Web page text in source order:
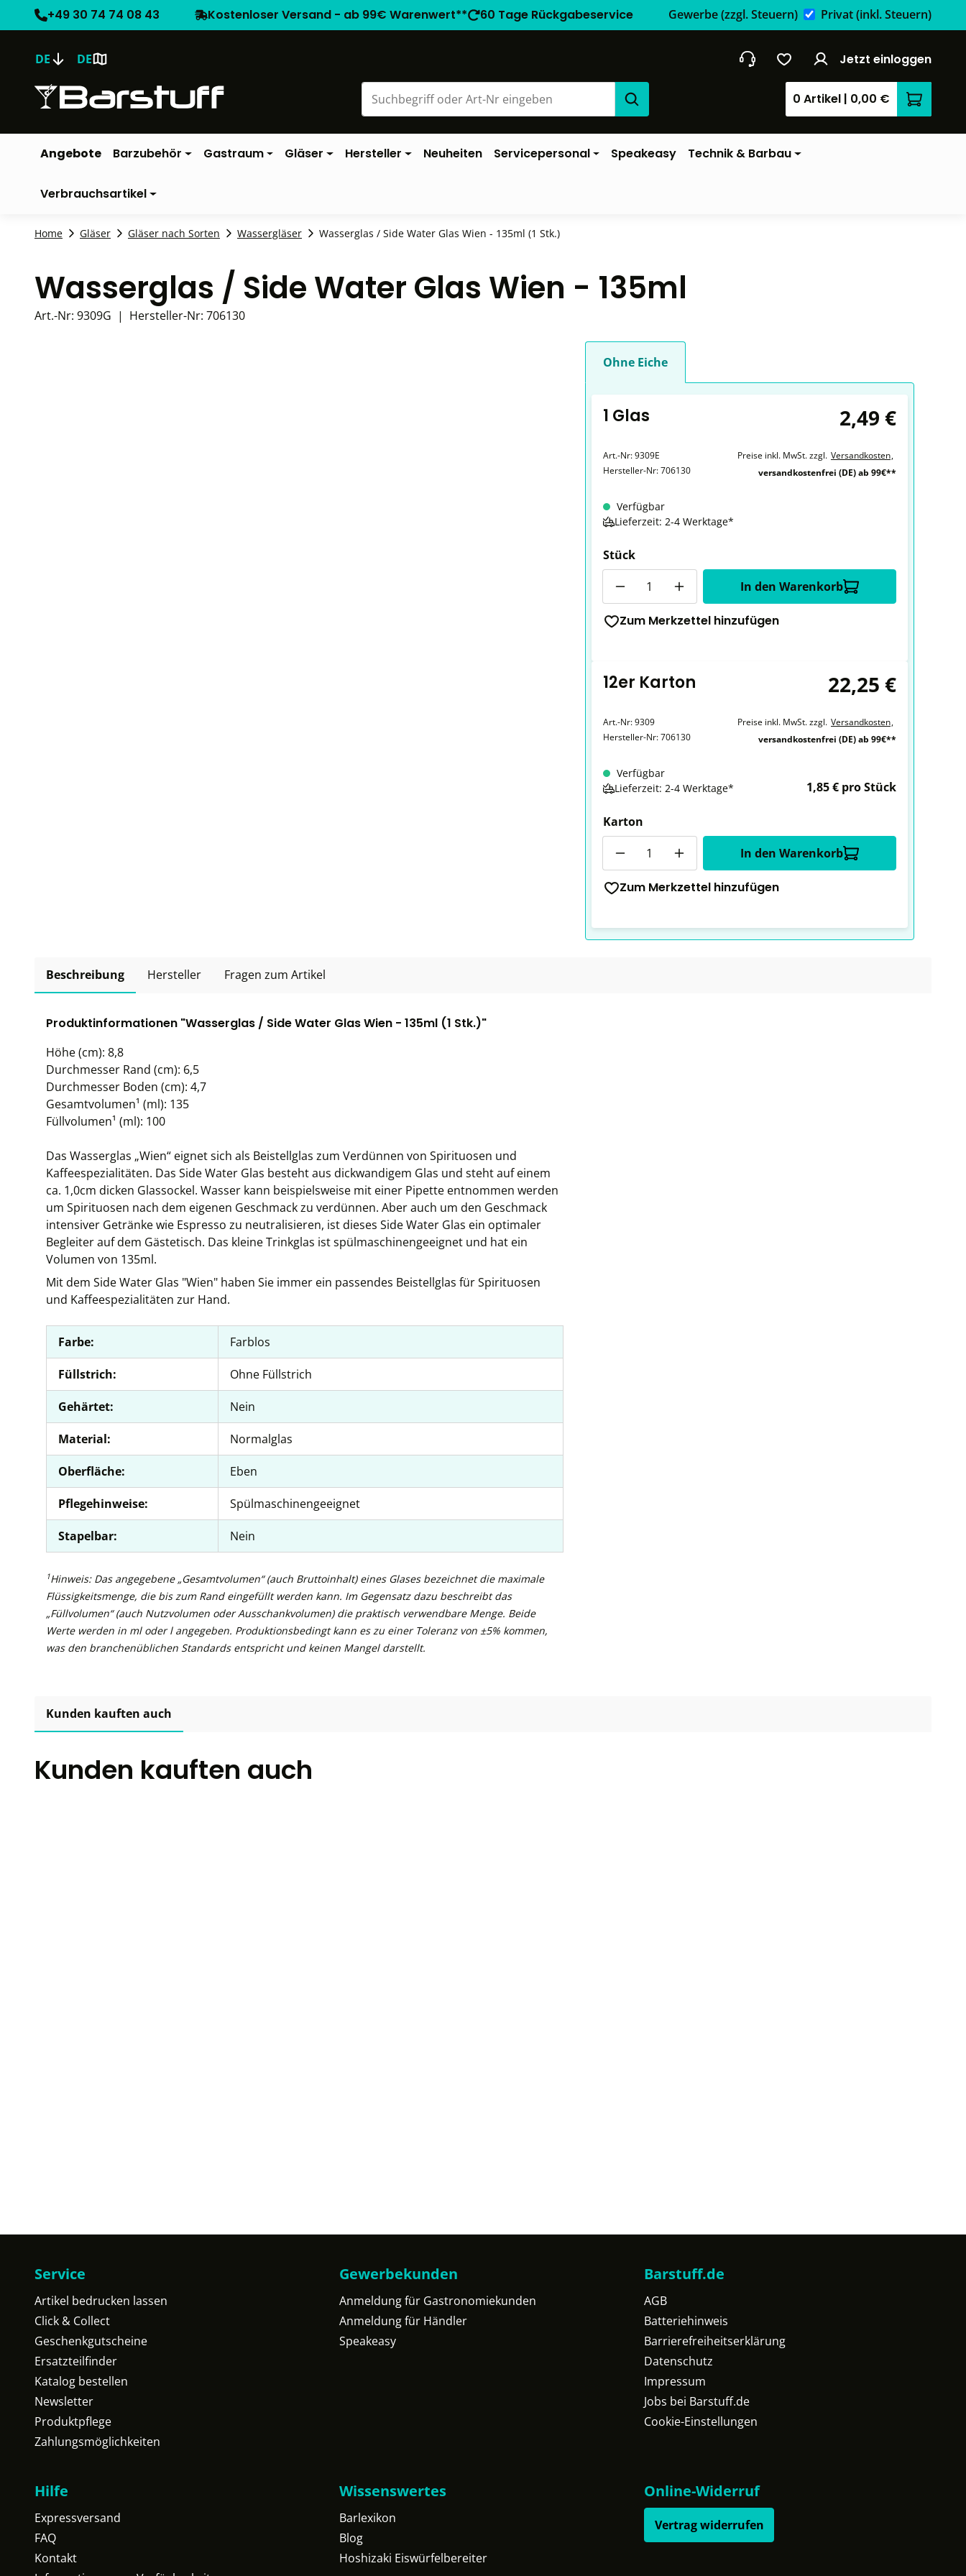
+49 30 74 74 08 43 Kostenloser Versand - ab 99€ Warenwert** 60 Tage Rückgabeservice Gewerbe(zzgl. Steuern) Privat(inkl. Steuern)
DE DE Jetzt einloggen
0 Artikel | 0,00 €
Angebote Barzubehör Gastraum Gläser Hersteller Neuheiten Servicepersonal Speakeasy Technik & Barbau
Verbrauchsartikel
Home Gläser Gläser nach Sorten Wassergläser Wasserglas / Side Water Glas Wien - 135ml (1 Stk.)
Wasserglas / Side Water Glas Wien - 135ml
Art.-Nr: 9309G | Hersteller-Nr: 706130
Ohne Eiche
1 Glas 2,49 €
Art.-Nr:9309E
Hersteller-Nr:706130
Preise inkl. MwSt. zzgl. Versandkosten,
versandkostenfrei (DE) ab 99€**
Verfügbar
Lieferzeit: 2-4 Werktage*
Stück
In den Warenkorb
Zum Merkzettel hinzufügen
12er Karton 22,25 €
Art.-Nr:9309
Hersteller-Nr:706130
Preise inkl. MwSt. zzgl. Versandkosten,
versandkostenfrei (DE) ab 99€**
Verfügbar
Lieferzeit: 2-4 Werktage*
1,85 € pro Stück
Karton
In den Warenkorb
Zum Merkzettel hinzufügen
Beschreibung Hersteller Fragen zum Artikel
Produktinformationen "Wasserglas / Side Water Glas Wien - 135ml (1 Stk.)"
Höhe (cm): 8,8
Durchmesser Rand (cm): 6,5
Durchmesser Boden (cm): 4,7
Gesamtvolumen¹ (ml): 135
Füllvolumen¹ (ml): 100
Das Wasserglas „Wien“ eignet sich als Beistellglas zum Verdünnen von Spirituosen und
Kaffeespezialitäten. Das Side Water Glas besteht aus dickwandigem Glas und steht auf einem
ca. 1,0cm dicken Glassockel. Wasser kann beispielsweise mit einer Pipette entnommen werden
um Spirituosen nach dem eigenen Geschmack zu verdünnen. Aber auch um den Geschmack
intensiver Getränke wie Espresso zu neutralisieren, ist dieses Side Water Glas ein optimaler
Begleiter auf dem Gästetisch. Das kleine Trinkglas ist spülmaschinengeeignet und hat ein
Volumen von 135ml.
Mit dem Side Water Glas "Wien" haben Sie immer ein passendes Beistellglas für Spirituosen
und Kaffeespezialitäten zur Hand.
Farbe: Farblos
Füllstrich: Ohne Füllstrich
Gehärtet: Nein
Material: Normalglas
Oberfläche: Eben
Pflegehinweise: Spülmaschinengeeignet
Stapelbar: Nein
1Hinweis: Das angegebene „Gesamtvolumen“ (auch Bruttoinhalt) eines Glases bezeichnet die maximale
Flüssigkeitsmenge, die bis zum Rand eingefüllt werden kann. Im Gegensatz dazu beschreibt das
„Füllvolumen“ (auch Nutzvolumen oder Ausschankvolumen) die praktisch verwendbare Menge. Beide
Werte werden in ml oder l angegeben. Produktionsbedingt kann es zu einer Toleranz von ±5% kommen,
was den branchenüblichen Standards entspricht und keinen Mangel darstellt.
Kunden kauften auch
Kunden kauften auch
Service
Artikel bedrucken lassen
Click & Collect
Geschenkgutscheine
Ersatzteilfinder
Katalog bestellen
Newsletter
Produktpflege
Zahlungsmöglichkeiten
Gewerbekunden
Anmeldung für Gastronomiekunden
Anmeldung für Händler
Speakeasy
Barstuff.de
AGB
Batteriehinweis
Barrierefreiheitserklärung
Datenschutz
Impressum
Jobs bei Barstuff.de
Cookie-Einstellungen
Hilfe
Expressversand
FAQ
Kontakt
Wissenswertes
Barlexikon
Blog
Hoshizaki Eiswürfelbereiter
Online-Widerruf
Vertrag widerrufen